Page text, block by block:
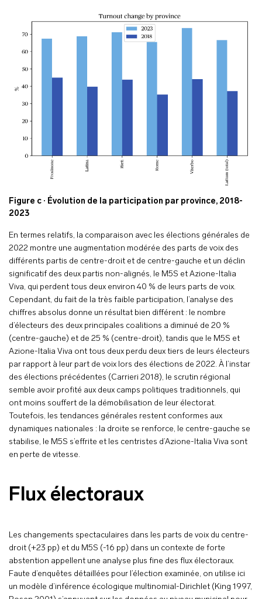
Figure c · Évolution de la participation par province, 2018-
2023
En termes relatifs, la comparaison avec les élections générales de
2022 montre une augmentation modérée des parts de voix des
différents partis de centre-droit et de centre-gauche et un déclin
significatif des deux partis non-alignés, le M5S et Azione-Italia
Viva, qui perdent tous deux environ 40 % de leurs parts de voix.
Cependant, du fait de la très faible participation, l’analyse des
chiffres absolus donne un résultat bien différent : le nombre
d’électeurs des deux principales coalitions a diminué de 20 %
(centre-gauche) et de 25 % (centre-droit), tandis que le M5S et
Azione-Italia Viva ont tous deux perdu deux tiers de leurs électeurs
par rapport à leur part de voix lors des élections de 2022. À l’instar
des élections précédentes (Carrieri 2018), le scrutin régional
semble avoir profité aux deux camps politiques traditionnels, qui
ont moins souffert de la démobilisation de leur électorat.
Toutefois, les tendances générales restent conformes aux
dynamiques nationales : la droite se renforce, le centre-gauche se
stabilise, le M5S s’effrite et les centristes d’Azione-Italia Viva sont
en perte de vitesse.
Flux électoraux
Les changements spectaculaires dans les parts de voix du centre-
droit (+23 pp) et du M5S (-16 pp) dans un contexte de forte
abstention appellent une analyse plus fine des flux électoraux.
Faute d’enquêtes détaillées pour l’élection examinée, on utilise ici
un modèle d’inférence écologique multinomial-Dirichlet (King 1997,